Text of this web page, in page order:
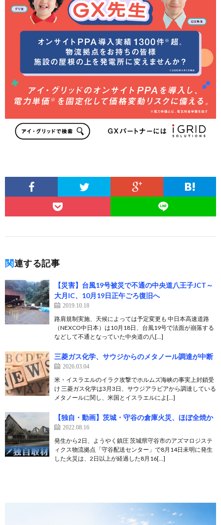
関連する記事
【災害】台風19号被災で不通の中央道八王子JCT～
大月IC、10月19日正午ごろ復旧へ
2019.10.18
路肩規制実施、天候によっては予定変更も 中日本高速道路
（NEXCO中日本）は10月18日、台風19号で法面が崩落する
などして不通となっていた中央道の八[…]
三菱ガス化学、サウジからのメタノール調達が中断
2026.03.04
米・イスラエルのイラク攻撃でホルムズ海峡の事実上封鎖受
け 三菱ガス化学は3月3日、サウジアラビアから調達している
メタノールに関し、米国とイスラエルによ[…]
【独自・動画】茨城・守谷の倉庫火災、ほぼ全焼か
2022.08.16
発生から2日、ようやく鎮圧 茨城県守谷市のアズマロジステ
ィクス物流拠点「守谷配送センター」で8月14日未明に発生
した火災は、2日以上が経過した8月16[…]